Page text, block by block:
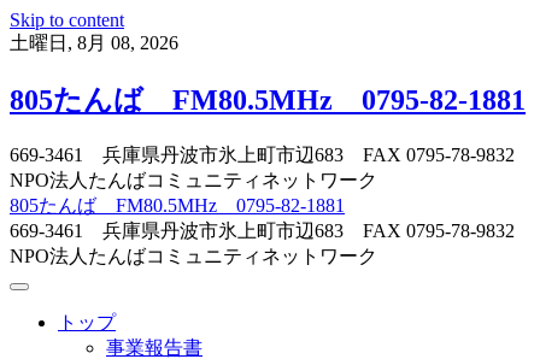
Skip to content
土曜日, 8月 08, 2026
805たんば FM80.5MHz 0795-82-1881
669-3461 兵庫県丹波市氷上町市辺683 FAX 0795-78-9832
NPO法人たんばコミュニティネットワーク
805たんば FM80.5MHz 0795-82-1881
669-3461 兵庫県丹波市氷上町市辺683 FAX 0795-78-9832
NPO法人たんばコミュニティネットワーク
トップ
事業報告書